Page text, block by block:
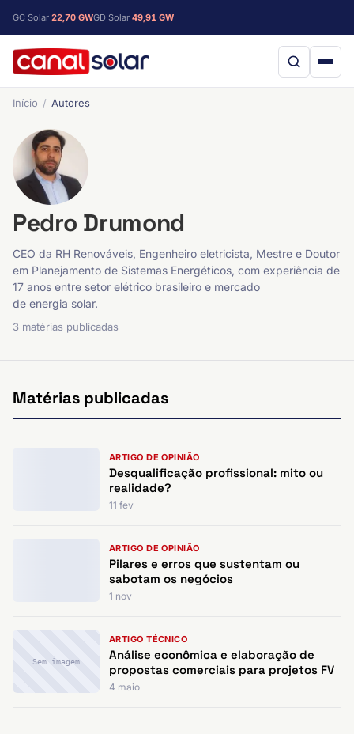
GC Solar 22,70 GWGD Solar 49,91 GW
Início Autores
Pedro Drumond
CEO da RH Renováveis, Engenheiro eletricista, Mestre e Doutor
em Planejamento de Sistemas Energéticos, com experiência de
17 anos entre setor elétrico brasileiro e mercado
de energia solar.
3 matérias publicadas
Matérias publicadas
ARTIGO DE OPINIÃO
Desqualificação profissional: mito ou
realidade?
11 fev
ARTIGO DE OPINIÃO
Pilares e erros que sustentam ou
sabotam os negócios
1 nov
Sem imagem
ARTIGO TÉCNICO
Análise econômica e elaboração de
propostas comerciais para projetos FV
4 maio